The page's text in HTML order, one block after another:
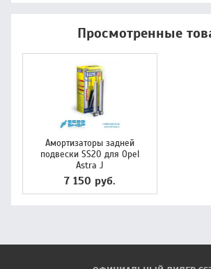
Просмотренные
Амортизаторы задней
подвески SS20 для Opel
Astra J
7 150 руб.